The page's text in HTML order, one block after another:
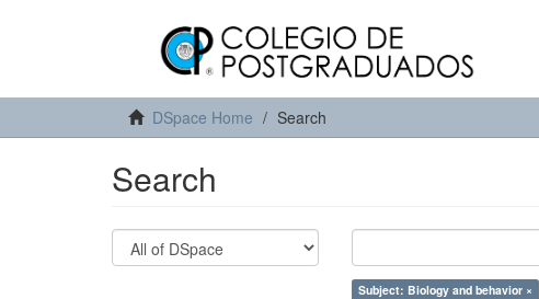
DSpace Home Search
Search
Subject: Biology and behavior ×